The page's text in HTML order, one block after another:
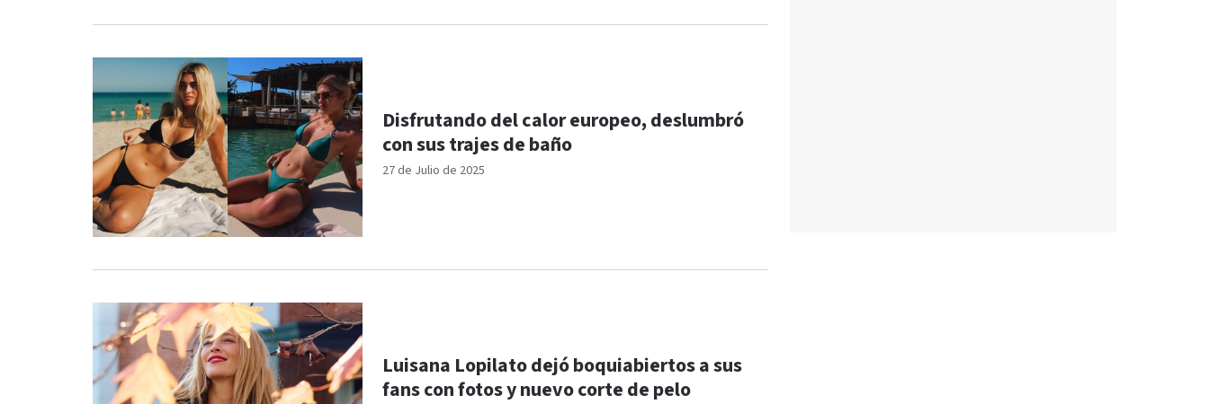
27 de Julio de 2025
Disfrutando del calor europeo, deslumbró
con sus trajes de baño
Luisana Lopilato dejó boquiabiertos a sus
fans con fotos y nuevo corte de pelo